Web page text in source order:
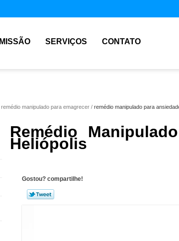
MISSÃO SERVIÇOS CONTATO
remédio manipulado para emagrecer remédio manipulado para
Remédio
Heliópolis
Gostou? compartilhe!